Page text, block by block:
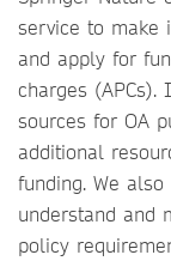
service to make
and apply for
charges
sources for OA
additional
funding. We
understand and
policy